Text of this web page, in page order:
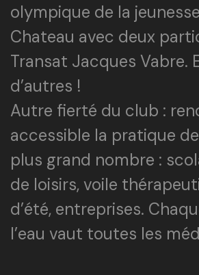
olympique de la
Chateau avec deux
Transat Jacques Vabre.
d’autres !
Autre fierté du club :
accessible la pratique
plus grand nombre :
de loisirs, voile
d’été, entreprises.
l’eau vaut toutes les